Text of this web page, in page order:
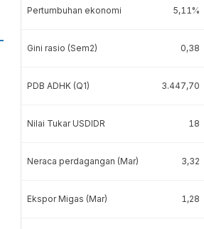
Pertumbuhan ekonomi 5,11%
Gini rasio (Sem2) 0,38
PDB ADHK (Q1) 3.447,70
Nilai Tukar USDIDR 18
Neraca perdagangan (Mar) 3,32
Ekspor Migas (Mar) 1,28